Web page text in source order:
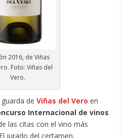
2016, de Viñas
Foto: Viñas del
Vero.
guarda deViñas del Vero en
Internacional de vinos
las citas con el vino más
jurado del certamen,